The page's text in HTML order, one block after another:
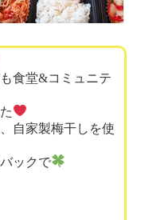
食堂&コミュニテ
自家製梅干しを使
ックで